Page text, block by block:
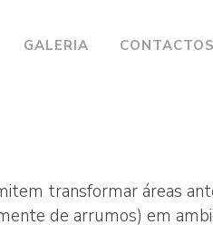
GALERIA CONTACTOS
transformar áreas
de arrumos) em